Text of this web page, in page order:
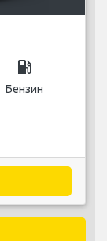
local_gas_station
Бензин